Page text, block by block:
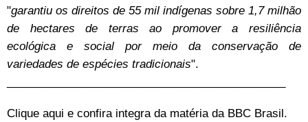
"garantiu os direitos de 55 mil indígenas sobre 1,7 milhão
de hectares de terras ao promover a resiliência
ecológica e social por meio da conservação de
variedades de espécies tradicionais".
Clique aqui e confira integra da matéria da BBC Brasil.